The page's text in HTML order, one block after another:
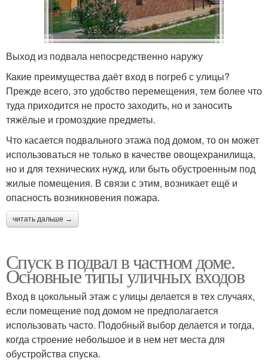
Выход из подвала непосредственно наружу
Какие преимущества даёт вход в погреб с улицы?
Прежде всего, это удобство перемещения, тем более что
туда приходится не просто заходить, но и заносить
тяжёлые и громоздкие предметы.
Что касается подвального этажа под домом, то он может
использоваться не только в качестве овощехранилища,
но и для технических нужд, или быть обустроенным под
жилые помещения. В связи с этим, возникает ещё и
опасность возникновения пожара.
читать дальше →
Спуск в подвал в частном доме.
Основные типы уличных входов
Вход в цокольный этаж с улицы делается в тех случаях,
если помещение под домом не предполагается
использовать часто. Подобный выбор делается и тогда,
когда строение небольшое и в нем нет места для
обустройства спуска.